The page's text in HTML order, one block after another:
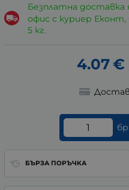
Безплатна доставка
офис с куриер Еконт,
5 кг.
4.07€
бр.
БЪРЗА ПОРЪЧКА